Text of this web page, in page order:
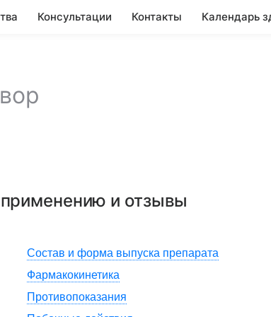
Консультации Контакты Календарь
и отзывы
Состав и форма выпуска препарата
Фармакокинетика
Противопоказания